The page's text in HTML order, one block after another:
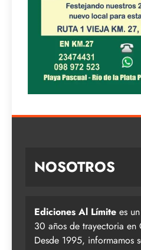
NOSOTROS
Ediciones Al Límite es
30 años de trayectoria en
Desde 1995, informamos